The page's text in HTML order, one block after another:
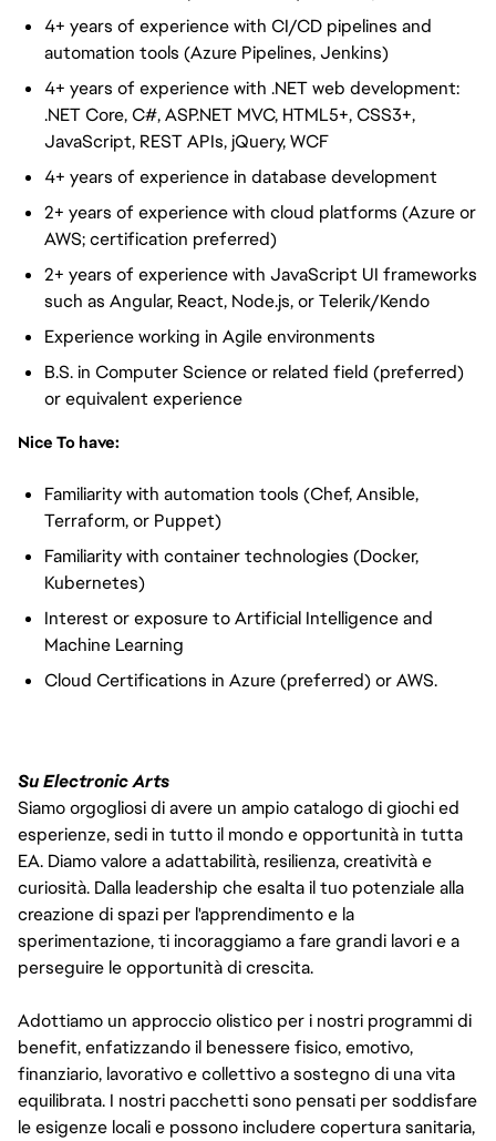
4+ years of experience with CI/CD pipelines and
automation tools (Azure Pipelines, Jenkins)
4+ years of experience with .NET web development:
.NET Core, C#, ASP.NET MVC, HTML5+, CSS3+,
JavaScript, REST APIs, jQuery, WCF
4+ years of experience in database development
2+ years of experience with cloud platforms (Azure or
AWS; certification preferred)
2+ years of experience with JavaScript UI frameworks
such as Angular, React, Node.js, or Telerik/Kendo
Experience working in Agile environments
B.S. in Computer Science or related field (preferred)
or equivalent experience
Nice To have:
Familiarity with automation tools (Chef, Ansible,
Terraform, or Puppet)
Familiarity with container technologies (Docker,
Kubernetes)
Interest or exposure to Artificial Intelligence and
Machine Learning
Cloud Certifications in Azure (preferred) or AWS.
Su Electronic Arts
Siamo orgogliosi di avere un ampio catalogo di giochi ed
esperienze, sedi in tutto il mondo e opportunità in tutta
EA. Diamo valore a adattabilità, resilienza, creatività e
curiosità. Dalla leadership che esalta il tuo potenziale alla
creazione di spazi per l'apprendimento e la
sperimentazione, ti incoraggiamo a fare grandi lavori e a
perseguire le opportunità di crescita.
Adottiamo un approccio olistico per i nostri programmi di
benefit, enfatizzando il benessere fisico, emotivo,
finanziario, lavorativo e collettivo a sostegno di una vita
equilibrata. I nostri pacchetti sono pensati per soddisfare
le esigenze locali e possono includere copertura sanitaria,